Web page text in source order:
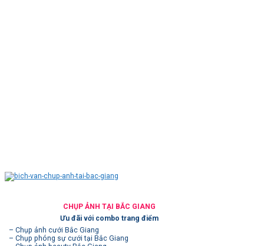
CHỤP ẢNH TẠI BẮC GIANG
Ưu đãi với combo trang điểm
– Chụp ảnh cưới Bắc Giang
– Chụp phóng sự cưới tại Bắc Giang